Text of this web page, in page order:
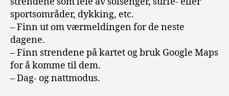
sportsområder, dykking, etc.
– Finn ut om værmeldingen for de neste
dagene.
– Finn strendene på kartet og bruk Google Maps
for å komme til dem.
– Dag- og nattmodus.